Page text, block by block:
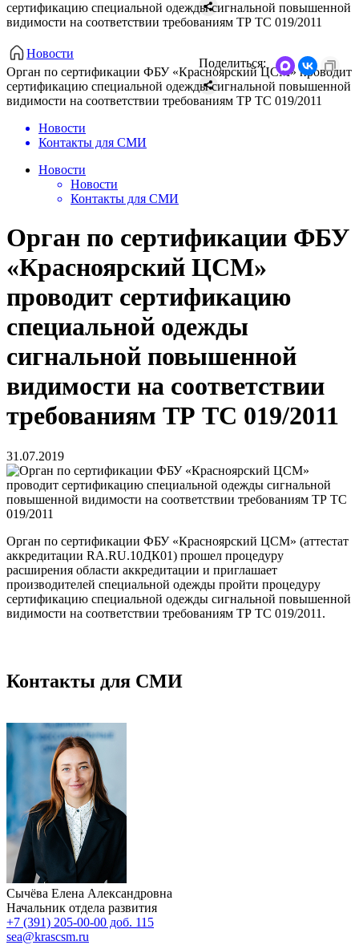
сертификацию специальной одежды сигнальной повышенной
видимости на соответствии требованиям ТР ТС 019/2011
Новости
Орган по сертификации ФБУ «Красноярский ЦСМ» проводит
сертификацию специальной одежды сигнальной повышенной
видимости на соответствии требованиям ТР ТС 019/2011
Поделиться:
Новости
Контакты для СМИ
Новости
Новости
Контакты для СМИ
Орган по сертификации ФБУ
«Красноярский ЦСМ»
проводит сертификацию
специальной одежды
сигнальной повышенной
видимости на соответствии
требованиям ТР ТС 019/2011
31.07.2019
Орган по сертификации ФБУ «Красноярский ЦСМ» (аттестат
аккредитации RA.RU.10ДК01) прошел процедуру
расширения области аккредитации и приглашает
производителей специальной одежды пройти процедуру
сертификацию специальной одежды сигнальной повышенной
видимости на соответствии требованиям ТР ТС 019/2011.
Контакты для СМИ
Сычёва Елена Александровна
Начальник отдела развития
+7 (391) 205-00-00 доб. 115
sea@krascsm.ru